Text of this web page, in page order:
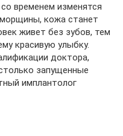
временем изменятся
морщины, кожа станет
живет без зубов, тем
красивую улыбку.
доктора,
запущенные
имплантолог